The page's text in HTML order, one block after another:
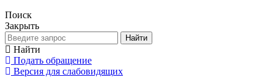
Поиск
Закрыть
Найти
Найти
Подать обращение
Версия для слабовидящих